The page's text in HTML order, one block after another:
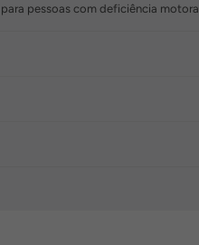
pessoas com deficiência motora